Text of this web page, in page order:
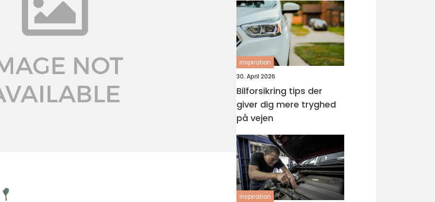
inspiration
30. April 2026
Bilforsikring tips der
giver dig mere tryghed
på vejen
inspiration